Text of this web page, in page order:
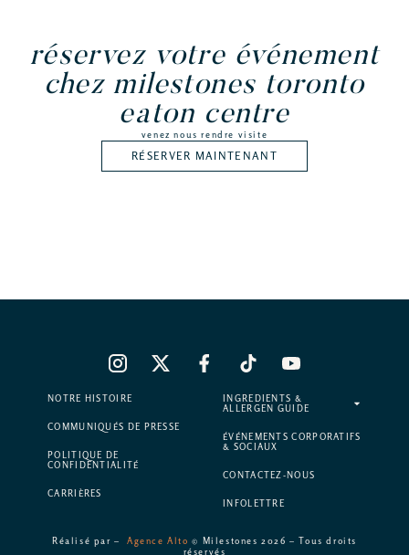
réservez votre événement
chez milestones toronto
eaton centre
venez nous rendre visite
RÉSERVER MAINTENANT
NOTRE HISTOIRE
COMMUNIQUÉS DE PRESSE
POLITIQUE DE
CONFIDENTIALITÉ
CARRIÈRES
INGREDIENTS &
ALLERGEN GUIDE
ÉVÉNEMENTS CORPORATIFS
& SOCIAUX
CONTACTEZ-NOUS
INFOLETTRE
Réalisé par –Agence Alto © Milestones 2026 – Tous droits
réservés